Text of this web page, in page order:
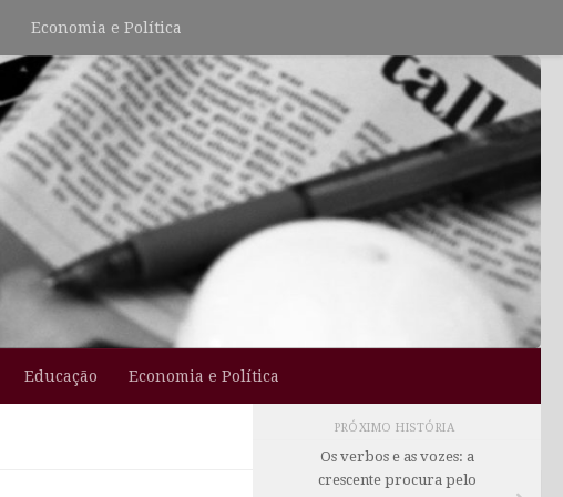
Economia e Política
Educação Economia e Política
PRÓXIMO HISTÓRIA
Os verbos e as vozes: a
crescente procura pelo